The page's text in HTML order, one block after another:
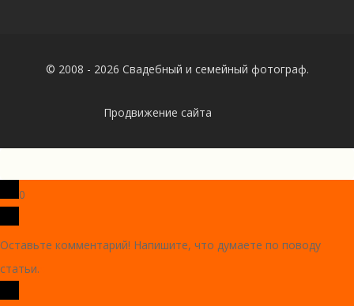
© 2008 - 2026 Свадебный и семейный фотограф.
Продвижение сайта
0
Оставьте комментарий! Напишите, что думаете по поводу
статьи.